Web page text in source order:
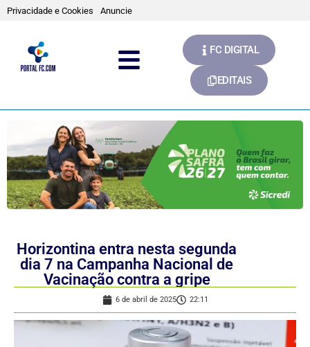
Privacidade e Cookies Anuncie
FC DIGITAL
EDITAIS
Horizontina entra nesta segunda
dia 7 na Campanha Nacional de
Vacinação contra a gripe
6 de abril de 2025 22:11